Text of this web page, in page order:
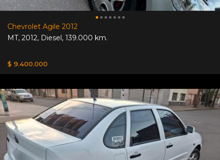
Chevrolet Agile 2012
MT, 2012, Diesel, 139.000 km.
$ 9.400.000